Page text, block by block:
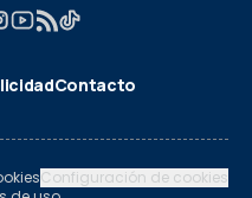
Contacto
Configuración de cookies